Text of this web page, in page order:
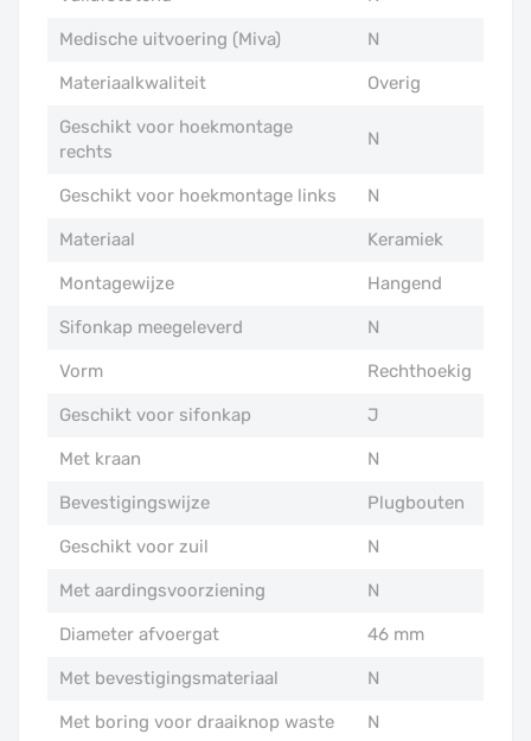
Medische uitvoering (Miva) N
Materiaalkwaliteit Overig
Geschikt voor hoekmontage
rechts
N
Geschikt voor hoekmontage links N
Materiaal Keramiek
Montagewijze Hangend
Sifonkap meegeleverd N
Vorm Rechthoekig
Geschikt voor sifonkap J
Met kraan N
Bevestigingswijze Plugbouten
Geschikt voor zuil N
Met aardingsvoorziening N
Diameter afvoergat 46 mm
Met bevestigingsmateriaal N
Met boring voor draaiknop waste N